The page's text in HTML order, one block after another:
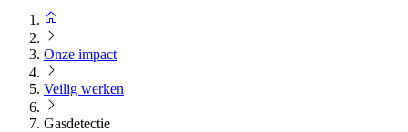
Onze impact
Veilig werken
Gasdetectie